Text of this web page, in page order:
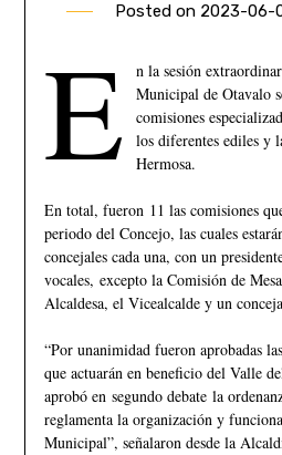
Posted on 2023-06-
E
n la sesión
Municipal de Otavalo
comisiones
los diferentes ediles y
Hermosa.
En total, fueron 11 las comisiones
periodo del Concejo, las cuales
concejales cada una, con un
vocales, excepto la Comisión de
Alcaldesa, el Vicealcalde y un
“Por unanimidad fueron aprobadas
que actuarán en beneficio del Valle
aprobó en segundo debate la
reglamenta la organización y
Municipal”, señalaron desde la